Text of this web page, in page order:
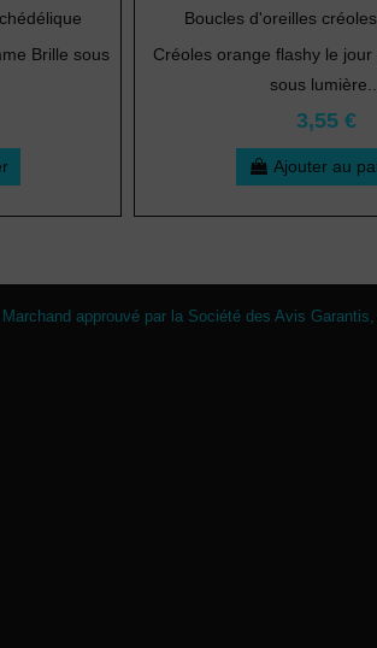
Brille sous
Boucles d'oreilles
Créoles orange flashy le
sous
3,55 €
Ajouter au
Marchand approuvé par la Société des Avis Garantis,